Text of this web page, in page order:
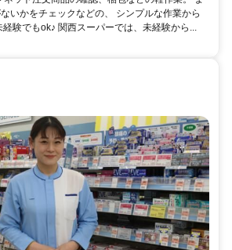
いかをチェックなどの、 シンプルな作業から
験でもok♪ 関西スーパーでは、未経験から...